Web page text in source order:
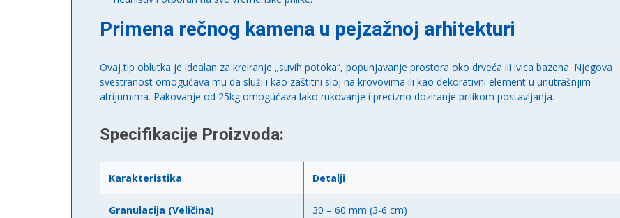
Primena rečnog kamena u pejzažnoj arhitekturi
Ovaj tip oblutka je idealan za kreiranje „suvih potoka“, popunjavanje prostora oko drveća ili ivica bazena. Njegova
svestranost omogućava mu da služi i kao zaštitni sloj na krovovima ili kao dekorativni element u unutrašnjim
atrijumima. Pakovanje od 25kg omogućava lako rukovanje i precizno doziranje prilikom postavljanja.
Specifikacije Proizvoda:
Karakteristika Detalji
Granulacija (Veličina) 30 – 60 mm (3-6 cm)